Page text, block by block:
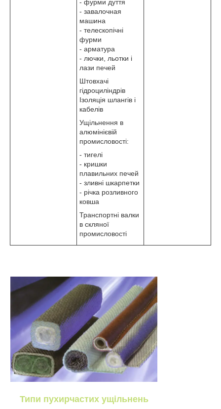
- фурми дуття
- завалочная
машина
- телескопічні
фурми
- арматура
- лючки, льотки і
лази печей
Штовхачі
гідроциліндрів
Ізоляція шлангів і
кабелів
Ущільнення в
алюмінієвій
промисловості:
- тигелі
- кришки
плавильних печей
- зливні шкарпетки
- річка розливного
ковша
Транспортні валки
в скляної
промисловості
Типи пухирчастих ущільнень